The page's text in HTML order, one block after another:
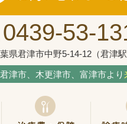
0439-53-
県君津市中野5-14-12（君津駅
君津市、木更津市、富津市より
治療メニュー 治療費